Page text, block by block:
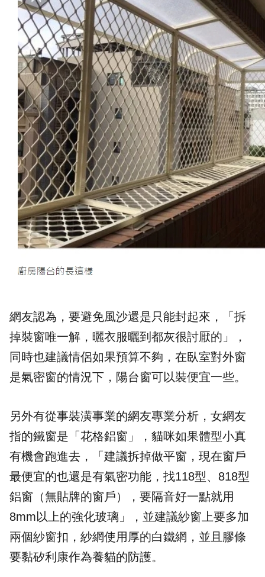
網友認為，要避免風沙還是只能封起來，「拆
掉裝窗唯一解，曬衣服曬到都灰很討厭的」，
同時也建議情侶如果預算不夠，在臥室對外窗
是氣密窗的情況下，陽台窗可以裝便宜一些。
另外有從事裝潢事業的網友專業分析，女網友
指的鐵窗是「 花格鋁窗 」，貓咪如果體型小真
有機會跑進去，「建議拆掉做平窗，現在窗戶
最便宜的也還是有氣密功能，找118型、818型
鋁窗（無貼牌的窗戶），要隔音好一點就用
8mm以上的強化玻璃」，並建議紗窗上要多加
兩個紗窗扣，紗網使用厚的白鐵網，並且膠條
要黏矽利康作為養貓的防護。